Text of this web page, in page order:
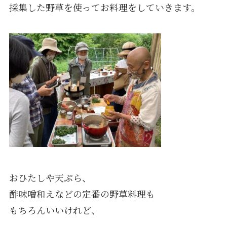
採集した野草を使ってお料理をしていきます。
おひたしや天ぷら、
酢味噌和えなどの定番の野草料理も
もちろんいいけれど、